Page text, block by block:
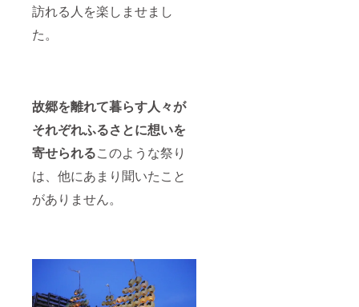
訪れる人を楽しませまし
た。
故郷を離れて暮らす人々が
それぞれふるさとに想いを
寄せられるこのような祭り
は、他にあまり聞いたこと
がありません。